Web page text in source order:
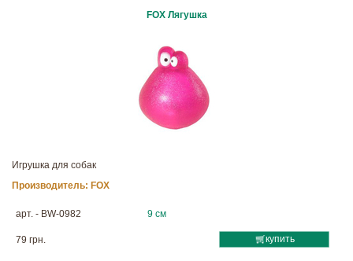
FOX Лягушка
Игрушка для собак
Производитель: FOX
арт. - BW-0982 9 см
79 грн. купить